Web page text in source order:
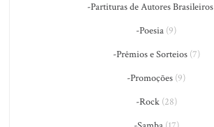
-Partituras de Autores Brasileiros
-Poesia (9)
-Prêmios e Sorteios(7)
-Promoções (9)
-Rock(28)